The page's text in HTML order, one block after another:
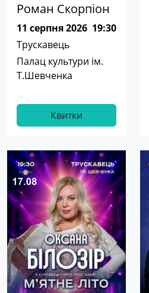
Роман Скорпіон
11 серпня 2026 19:30
Трускавець
Палац культури ім.
Т.Шевченка
Квитки